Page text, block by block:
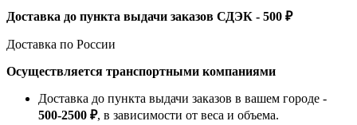
Доставка до пункта выдачи заказов СДЭК - 500 ₽
Доставка по России
Осуществляется транспортными компаниями
Доставка до пункта выдачи заказов в вашем городе -
500-2500 ₽, в зависимости от веса и объема.